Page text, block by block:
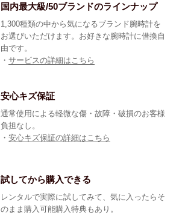
国内最大級/50ブランドのラインナップ
1,300種類の中から気になるブランド腕時計を
お選びいただけます。お好きな腕時計に借換自
由です。
・サービスの詳細はこちら
安心キズ保証
通常使用による軽微な傷・故障・破損のお客様
負担なし。
・安心キズ保証の詳細はこちら
試してから購入できる
レンタルで実際に試してみて、気に入ったらそ
のまま購入可能購入特典もあり。